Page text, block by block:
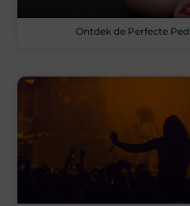
Ontdek de Perfecte